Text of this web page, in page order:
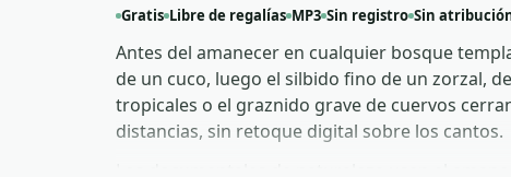
Gratis Libre de regalías MP3 Sin registro Sin
Antes del amanecer en cualquier bosque
de un cuco, luego el silbido fino de un zorzal,
tropicales o el graznido grave de cuervos
distancias, sin retoque digital sobre los cantos.